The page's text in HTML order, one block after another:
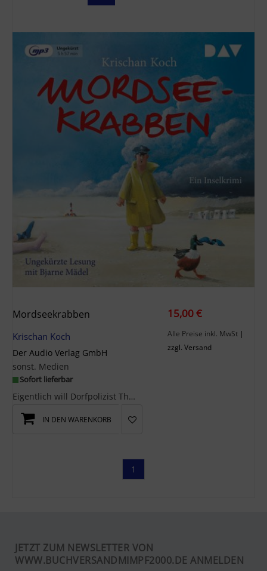
Mordseekrabben
Krischan Koch
Der Audio Verlag GmbH
sonst. Medien
Sofort lieferbar
Eigentlich will Dorfpolizist Thies Detlefsen nur den Familienurlaub auf Amrum verbringen. Doch sc...
15,00 €
Alle Preise inkl. MwSt |
zzgl. Versand
IN DEN WARENKORB
1
JETZT ZUM NEWSLETTER VON
WWW.BUCHVERSANDMIMPF2000.DE ANMELDEN